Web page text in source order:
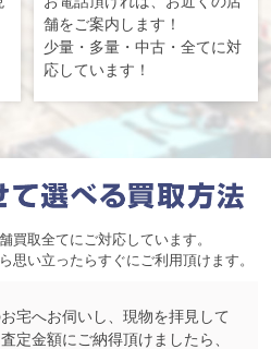
舗をご案内します！
少量・多量・中古・全てに対
応しています！
買取全てにご対応しています。
思い立ったらすぐにご利用頂けます。
宅へお伺いし、現物を拝見して
定金額にご納得頂けましたら、